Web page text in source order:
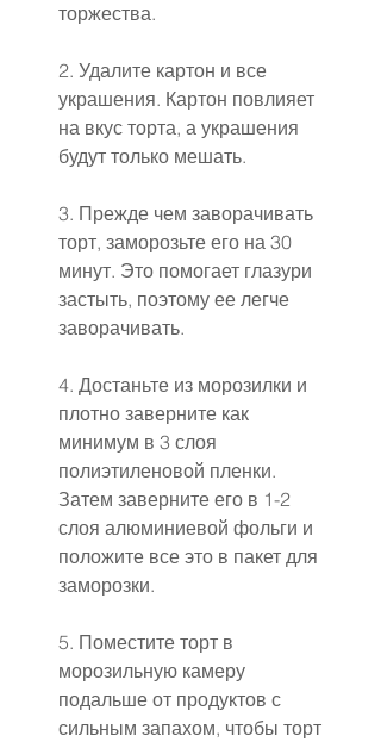
торжества.
2. Удалите картон и все
украшения. Картон повлияет
на вкус торта, а украшения
будут только мешать.
3. Прежде чем заворачивать
торт, заморозьте его на 30
минут. Это помогает глазури
застыть, поэтому ее легче
заворачивать.
4. Достаньте из морозилки и
плотно заверните как
минимум в 3 слоя
полиэтиленовой пленки.
Затем заверните его в 1-2
слоя алюминиевой фольги и
положите все это в пакет для
заморозки.
5. Поместите торт в
морозильную камеру
подальше от продуктов с
сильным запахом, чтобы торт